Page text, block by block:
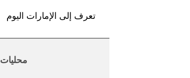
تعرف إلى الإمارات اليوم
محليات